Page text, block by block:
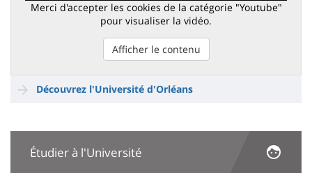
Merci d'accepter les cookies de la catégorie "Youtube"
pour visualiser la vidéo.
Afficher le contenu
Découvrez l'Université d'Orléans
Étudier à l'Université